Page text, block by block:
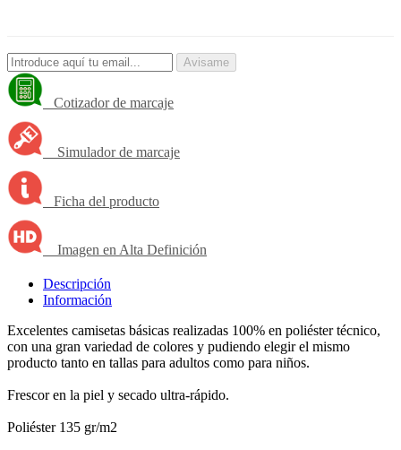
Avisame
Cotizador de marcaje
Simulador de marcaje
Ficha del producto
Imagen en Alta Definición
Descripción
Información
Excelentes camisetas básicas realizadas 100% en poliéster técnico,
con una gran variedad de colores y pudiendo elegir el mismo
producto tanto en tallas para adultos como para niños.
Frescor en la piel y secado ultra-rápido.
Poliéster 135 gr/m2